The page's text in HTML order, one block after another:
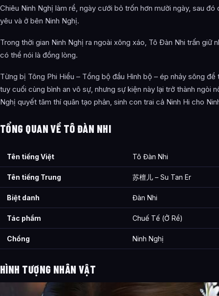
Chiêu Ninh Nghị làm rể, ngày cưới bỏ trốn hơn mười ngày, sau đó
yêu và ở bên Ninh Nghị.
Trong thời gian Ninh Nghị ra ngoài xông xáo, Tô Đàn Nhi trấn giữ
có thể nói là đồng lòng.
Từng bị Tông Phi Hiểu – Tổng bộ đầu Hình bộ – ép nhảy sông để
tuy cuối cùng bình an vô sự, nhưng sự kiện này lại trở thành ngòi
Nghị quyết tâm thí quân tạo phản, sinh con trai cả Ninh Hi cho
TỔNG QUAN VỀ TÔ ĐÀN NHI
Tên tiếng Việt Tô Đàn Nhi
Tên tiếng Trung 苏檀儿 – Su Tan Er
Biệt danh Đàn Nhi
Tác phẩm Chuế Tế (Ở Rể)
Chồng Ninh Nghị
HÌNH TƯỢNG NHÂN VẬT